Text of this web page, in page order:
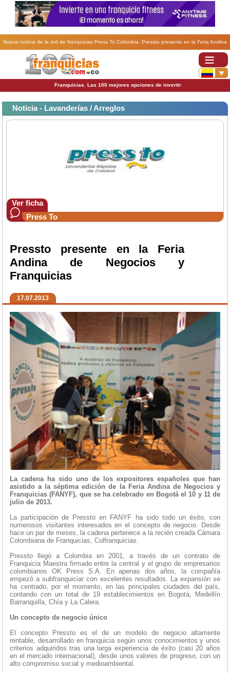
Nueva noticia de la red de franquicias Press To Colombia. Pressto presente en la Feria Andina
de Negocios y Franquicias.
Franquicias. Las 100 mejores opciones de invertir
Noticia - Lavanderías / Arreglos
Ver ficha
Press To
Pressto presente en la Feria
Andina de Negocios y
Franquicias
17.07.2013
La cadena ha sido uno de los expositores españoles que han
asistido a la séptima edición de la Feria Andina de Negocios y
Franquicias (FANYF), que se ha celebrado en Bogotá el 10 y 11 de
julio de 2013.
La participación de Pressto en FANYF ha sido todo un éxito, con
numerosos visitantes interesados en el concepto de negocio. Desde
hace un par de meses, la cadena pertenece a la recién creada Cámara
Colombiana de Franquicias, Colfranquicias.
Pressto llegó a Colombia en 2001, a través de un contrato de
Franquicia Maestra firmado entre la central y el grupo de empresarios
colombianos OK Press S.A. En apenas dos años, la compañía
empezó a subfranquiciar con excelentes resultados. La expansión se
ha centrado, por el momento, en las principales ciudades del país,
contando con un total de 19 establecimientos en Bogotá, Medellín
Barranquilla, Chía y La Calera.
Un concepto de negocio único
El concepto Pressto es el de un modelo de negocio altamente
rentable, desarrollado en franquicia según unos conocimientos y unos
criterios adquiridos tras una larga experiencia de éxito (casi 20 años
en el mercado internacional), desde unos valores de progreso, con un
alto compromiso social y medioambiental.